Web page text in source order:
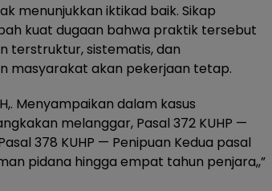
menunjukkan iktikad baik. Sikap
kuat dugaan bahwa praktik tersebut
terstruktur, sistematis, dan
masyarakat akan pekerjaan tetap.
Menyampaikan dalam kasus
melanggar, Pasal 372 KUHP —
378 KUHP — Penipuan Kedua pasal
pidana hingga empat tahun penjara,,”